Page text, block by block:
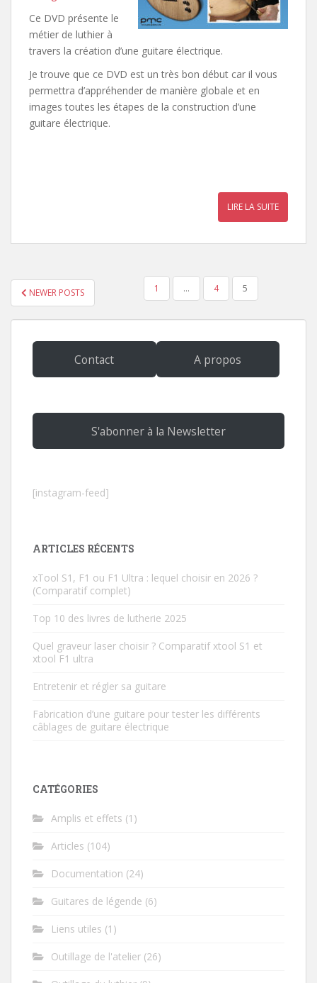
Ce DVD présente le
métier de luthier à
travers la création d’une guitare électrique.
Je trouve que ce DVD est un très bon début car il vous
permettra d’appréhender de manière globale et en
images toutes les étapes de la construction d’une
guitare électrique.
LIRE LA SUITE
PAGINATION
DES
PUBLICATIONS
NEWER POSTS 1 … 4 5
Contact A propos
S'abonner à la Newsletter
[instagram-feed]
ARTICLES RÉCENTS
xTool S1, F1 ou F1 Ultra : lequel choisir en 2026 ?
(Comparatif complet)
Top 10 des livres de lutherie 2025
Quel graveur laser choisir ? Comparatif xtool S1 et
xtool F1 ultra
Entretenir et régler sa guitare
Fabrication d’une guitare pour tester les différents
câblages de guitare électrique
CATÉGORIES
Amplis et effets (1)
Articles (104)
Documentation (24)
Guitares de légende (6)
Liens utiles (1)
Outillage de l'atelier (26)